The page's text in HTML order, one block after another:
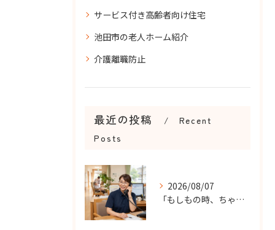
サービス付き高齢者向け住宅
池田市の老人ホーム紹介
介護離職防止
最近の投稿
Recent
Posts
2026/08/07
「もしもの時、ちゃんと知らせてもらえる？」